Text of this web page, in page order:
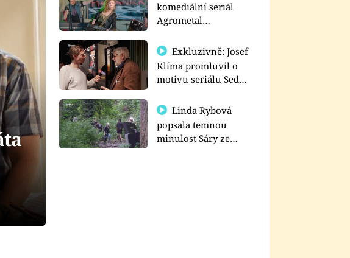
komediální seriál
Agrometal
prima+
Exkluzivně: Josef
Klíma promluvil o
motivu seriálu Sedm
Linda Rybová
popsala temnou
minulost Sáry ze